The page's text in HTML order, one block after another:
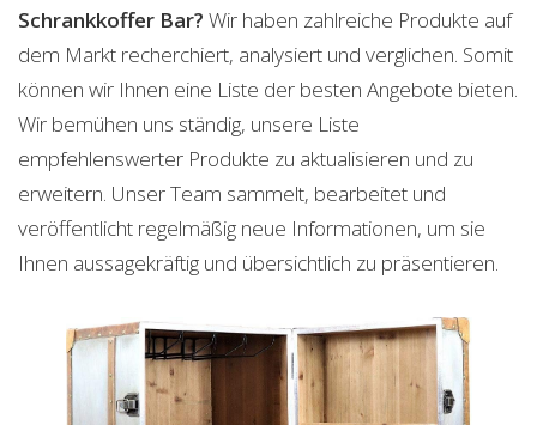
Schrankkoffer Bar? Wir haben zahlreiche Produkte auf
dem Markt recherchiert, analysiert und verglichen. Somit
können wir Ihnen eine Liste der besten Angebote bieten.
Wir bemühen uns ständig, unsere Liste
empfehlenswerter Produkte zu aktualisieren und zu
erweitern. Unser Team sammelt, bearbeitet und
veröffentlicht regelmäßig neue Informationen, um sie
Ihnen aussagekräftig und übersichtlich zu präsentieren.